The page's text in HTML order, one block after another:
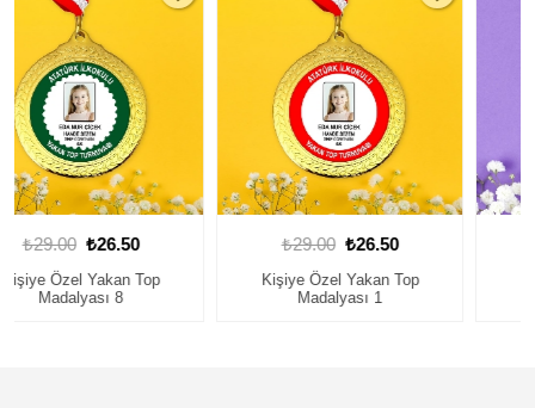
₺29.00
Kişiye Özel Yakan Top
Madalyası 1
₺29.00
Yakan Top Madalyası